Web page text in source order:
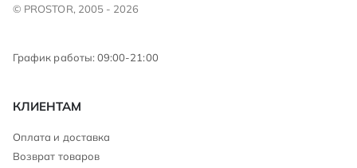
© PROSTOR, 2005 - 2026
График работы: 09:00-21:00
КЛИЕНТАМ
Оплата и доставка
Возврат товаров